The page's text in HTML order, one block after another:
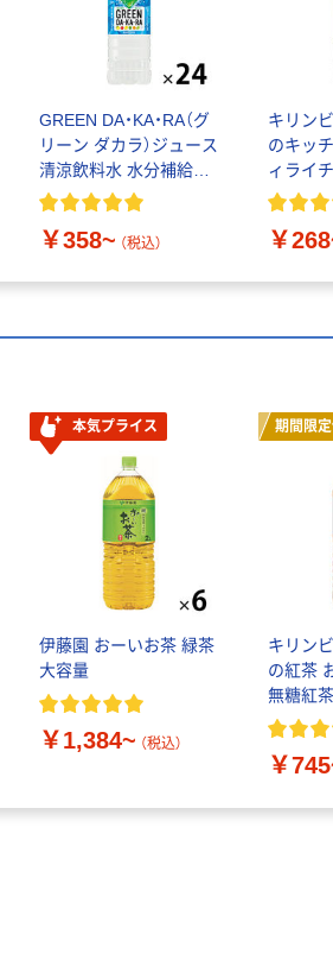
GREEN DA・KA・RA（グ
リーン ダカラ）ジュース
清涼飲料水 水分補給飲
料
￥358~ （税込）
キリン
のキッ
ィライ
料 スポ
￥
本気プライス
伊藤園 おーいお茶 緑茶
大容量
￥1,384~ （税込）
期間限
キリン
の紅茶
無糖紅
ットボ
￥